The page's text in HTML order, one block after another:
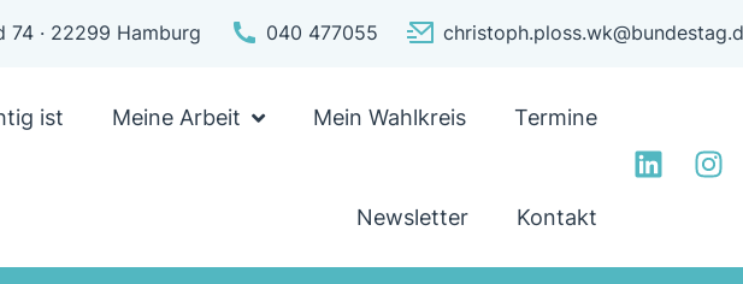
74 · 22299 Hamburg 040 477055
ist Meine Arbeit Mein Wahlkreis Termine
Newsletter Kontakt